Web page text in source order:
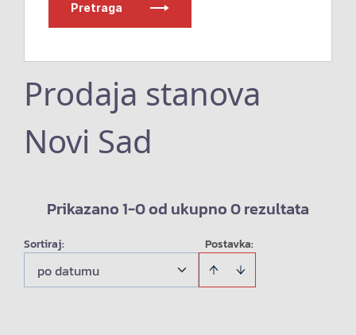
Pretraga
Prodaja stanova
Novi Sad
Prikazano 1-0 od ukupno 0 rezultata
Postavka:
Sortiraj:
po datumu